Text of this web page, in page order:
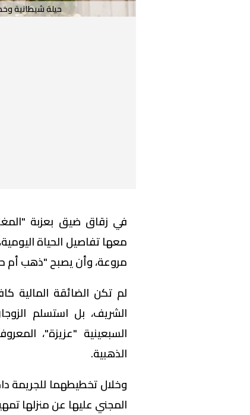
حيلة شيطانية
في زقاق ضيق بعزبة
معها تفاصيل الحياة
مروعة، وأن يصبح "ذهب أم
لم تكن الضائقة المالية
الشريف، بل استسلم
السبعينية "عزيزة"،
الذهبية.
وخلال تخطيطهما للجريمة
المجني عليها عن منزلها